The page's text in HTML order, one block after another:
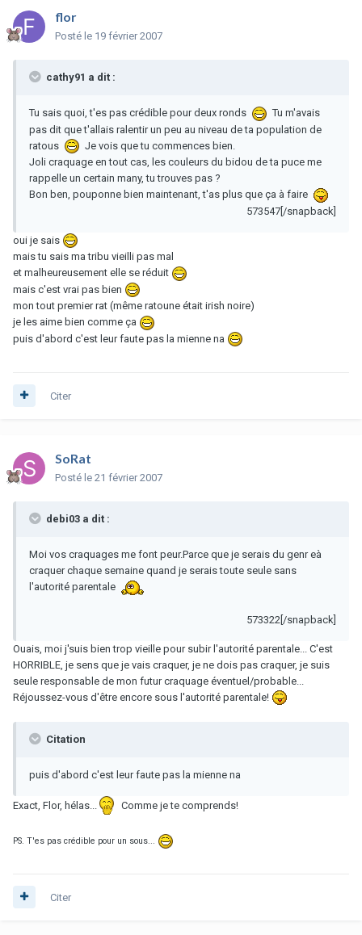
flor
Posté le 19 février 2007
cathy91 a dit :
Tu sais quoi, t'es pas crédible pour deux ronds
Tu m'avais
pas dit que t'allais ralentir un peu au niveau de ta population de
ratous
Je vois que tu commences bien.
Joli craquage en tout cas, les couleurs du bidou de ta puce me
rappelle un certain many, tu trouves pas ?
Bon ben, pouponne bien maintenant, t'as plus que ça à faire
573547[/snapback]
oui je sais
mais tu sais ma tribu vieilli pas mal
et malheureusement elle se réduit
mais c'est vrai pas bien
mon tout premier rat (même ratoune était irish noire)
je les aime bien comme ça
puis d'abord c'est leur faute pas la mienne na
Citer
SoRat
Posté le 21 février 2007
debi03 a dit :
Moi vos craquages me font peur.Parce que je serais du genr eà
craquer chaque semaine quand je serais toute seule sans
l'autorité parentale
573322[/snapback]
Ouais, moi j'suis bien trop vieille pour subir l'autorité parentale... C'est
HORRIBLE, je sens que je vais craquer, je ne dois pas craquer, je suis
seule responsable de mon futur craquage éventuel/probable...
Réjoussez-vous d'être encore sous l'autorité parentale!
Citation
puis d'abord c'est leur faute pas la mienne na
Exact, Flor, hélas... Comme je te comprends!
PS. T'es pas crédible pour un sous...
Citer